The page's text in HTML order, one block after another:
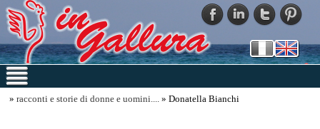
» racconti e storie di donne e uomini.... » Donatella Bianchi